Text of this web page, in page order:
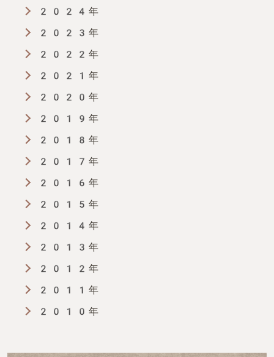
ン
ク
2024年
2023年
2022年
2021年
2020年
2019年
2018年
2017年
2016年
2015年
2014年
2013年
2012年
2011年
2010年